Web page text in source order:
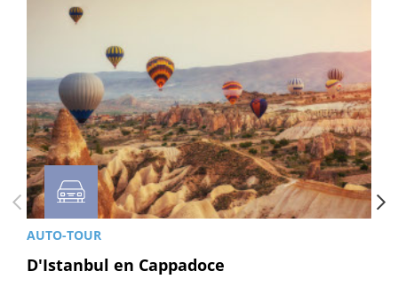
AUTO-TOUR
D'Istanbul en Cappadoce